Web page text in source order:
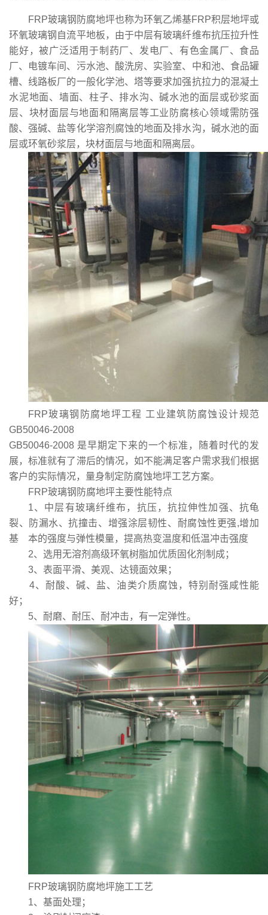
FRP玻璃钢防腐地坪也称为环氧乙烯基FRP积层地坪或
环氧玻璃钢自流平地板，由于中层有玻璃纤维布抗压拉升性
能好，被广泛适用于制药厂、发电厂、有色金属厂、食品
厂、电镀车间、 污水池、酸洗房、实验室、中和池、食品罐
槽、 线路板厂的一般化学池、塔等要求加强抗拉力的混凝土
水泥地面、 墙面、柱子、排水沟、碱水池的面层或砂浆面
层、块材面层与地面和隔离层等工业防腐核心领域需防强
酸、强碱、盐等化学溶剂腐蚀的地面及排水沟，碱水池的面
层或环氧砂浆层，块材面层与地面和隔离层。
FRP玻璃钢防腐地坪工程 工业建筑防腐蚀设计规范
GB50046-2008
GB50046-2008 是早期定下来的一个标准，随着时代的发
展，标准就有了滞后的情况，如不能满足客户需求我们根据
客户的实际情况，量身制定防腐蚀地坪工艺方案。
FRP玻璃钢防腐地坪主要性能特点
1、中层有玻璃纤维布，抗压，抗拉伸性加强、抗龟
裂、防漏水、抗撞击、增强涂层韧性、耐腐蚀性更强,增加
基 本的强度与弹性模量，提高热变温度和低温冲击强度
2、选用无溶剂高级环氧树脂加优质固化剂制成；
3、表面平滑、美观、达镜面效果；
4、耐酸、碱、盐、油类介质腐蚀，特别耐强咸性能
好；
5、耐磨、耐压、耐冲击，有一定弹性。
FRP玻璃钢防腐地坪施工工艺
1、基面处理；